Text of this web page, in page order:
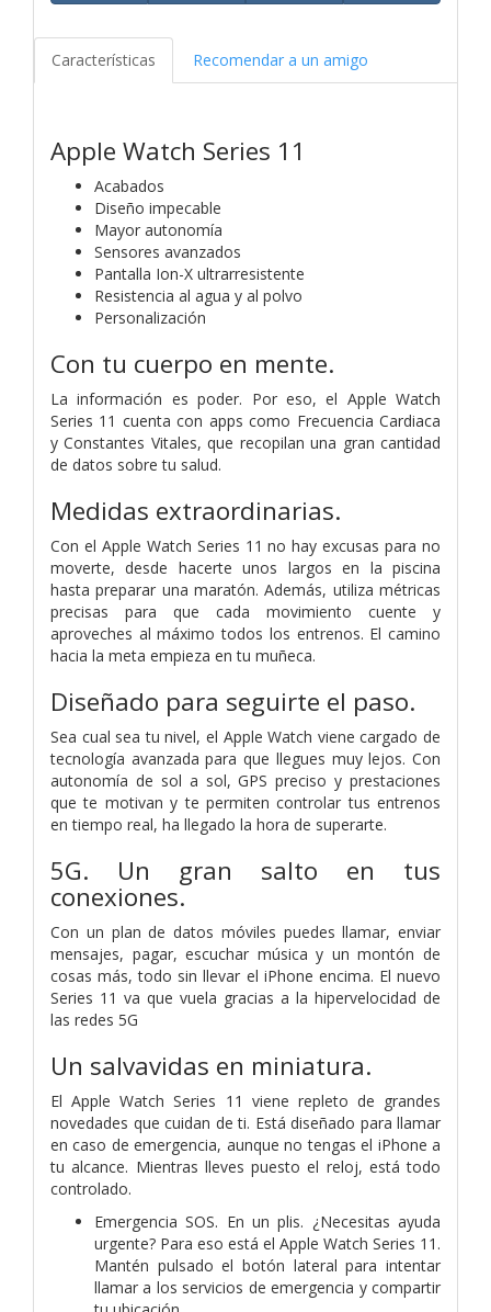
Características Recomendar a un amigo
Apple Watch Series 11
Acabados
Diseño impecable
Mayor autonomía
Sensores avanzados
Pantalla Ion-X ultrarresistente
Resistencia al agua y al polvo
Personalización
Con tu cuerpo en mente.
La información es poder. Por eso, el Apple Watch
Series 11 cuenta con apps como Frecuencia Cardiaca
y Constantes Vitales, que recopilan una gran cantidad
de datos sobre tu salud.
Medidas extraordinarias.
Con el Apple Watch Series 11 no hay excusas para no
moverte, desde hacerte unos largos en la piscina
hasta preparar una maratón. Además, utiliza métricas
precisas para que cada movimiento cuente y
aproveches al máximo todos los entrenos. El camino
hacia la meta empieza en tu muñeca.
Diseñado para seguirte el paso.
Sea cual sea tu nivel, el Apple Watch viene cargado de
tecnología avanzada para que llegues muy lejos. Con
autonomía de sol a sol, GPS preciso y prestaciones
que te motivan y te permiten controlar tus entrenos
en tiempo real, ha llegado la hora de superarte.
5G. Un gran salto en tus
conexiones.
Con un plan de datos móviles puedes llamar, enviar
mensajes, pagar, escuchar música y un montón de
cosas más, todo sin llevar el iPhone encima. El nuevo
Series 11 va que vuela gracias a la hipervelocidad de
las redes 5G
Un salvavidas en miniatura.
El Apple Watch Series 11 viene repleto de grandes
novedades que cuidan de ti. Está diseñado para llamar
en caso de emergencia, aunque no tengas el iPhone a
tu alcance. Mientras lleves puesto el reloj, está todo
controlado.
Emergencia SOS. En un plis. ¿Necesitas ayuda
urgente? Para eso está el Apple Watch Series 11.
Mantén pulsado el botón lateral para intentar
llamar a los servicios de emergencia y compartir